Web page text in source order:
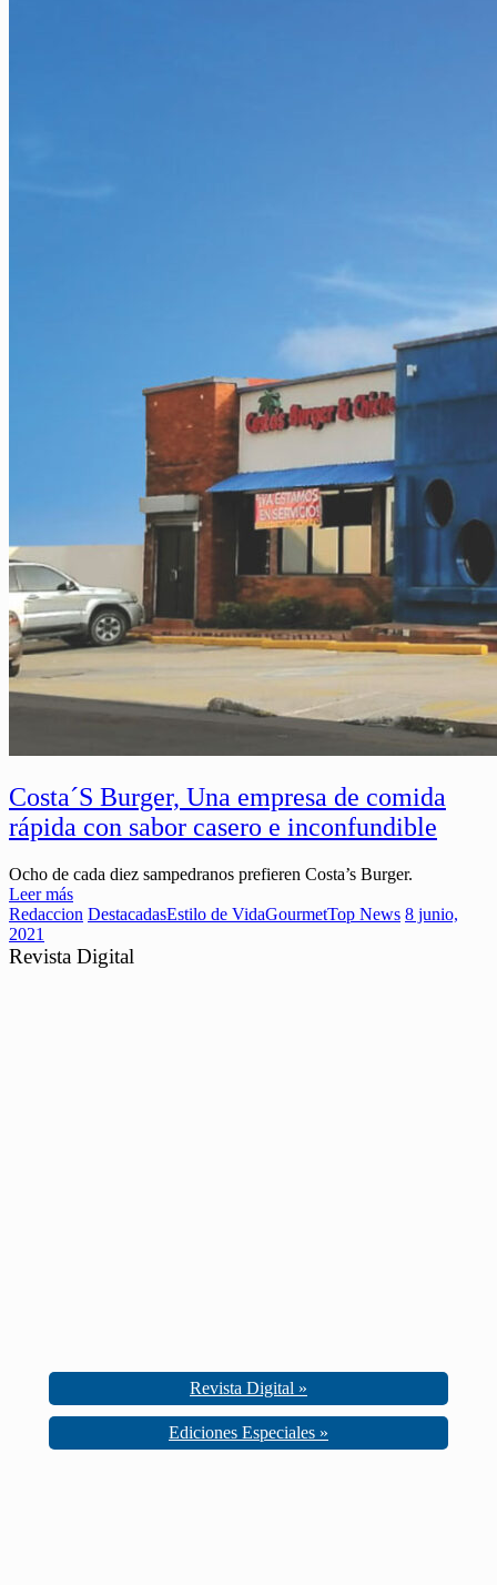
Costa´S Burger, Una empresa de comida
rápida con sabor casero e inconfundible
Ocho de cada diez sampedranos prefieren Costa’s Burger.
Leer más
Redaccion DestacadasEstilo de VidaGourmetTop News 8 junio,
2021
Revista Digital
Revista Digital »
Ediciones Especiales »